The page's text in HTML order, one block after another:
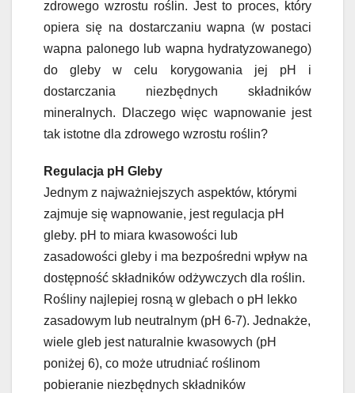
zdrowego wzrostu roślin. Jest to proces, który
opiera się na dostarczaniu wapna (w postaci
wapna palonego lub wapna hydratyzowanego)
do gleby w celu korygowania jej pH i
dostarczania niezbędnych składników
mineralnych. Dlaczego więc wapnowanie jest
tak istotne dla zdrowego wzrostu roślin?
Regulacja pH Gleby
Jednym z najważniejszych aspektów, którymi
zajmuje się wapnowanie, jest regulacja pH
gleby. pH to miara kwasowości lub
zasadowości gleby i ma bezpośredni wpływ na
dostępność składników odżywczych dla roślin.
Rośliny najlepiej rosną w glebach o pH lekko
zasadowym lub neutralnym (pH 6-7). Jednakże,
wiele gleb jest naturalnie kwasowych (pH
poniżej 6), co może utrudniać roślinom
pobieranie niezbędnych składników